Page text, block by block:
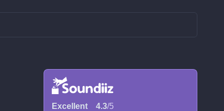
Excellent 4.3/5